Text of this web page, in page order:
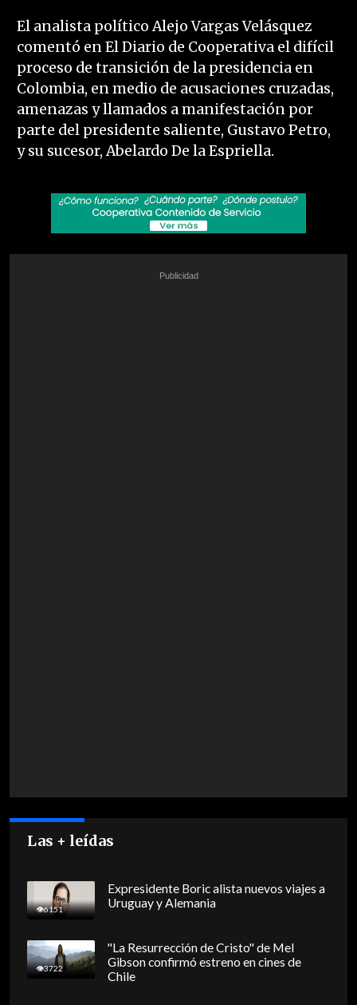
El analista político Alejo Vargas Velásquez
comentó en El Diario de Cooperativa el difícil
proceso de transición de la presidencia en
Colombia, en medio de acusaciones cruzadas,
amenazas y llamados a manifestación por
parte del presidente saliente, Gustavo Petro,
y su sucesor, Abelardo De la Espriella.
Las + leídas
6151
Expresidente Boric alista nuevos viajes a
Uruguay y Alemania
3722
"La Resurrección de Cristo" de Mel
Gibson confirmó estreno en cines de
Chile